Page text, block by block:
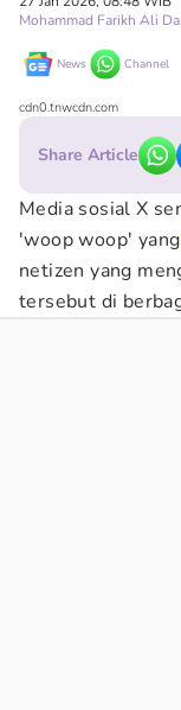
Mohammad Farikh Ali
News Channel
cdn0.tnwcdn.com
Share Article
Media sosial X
'woop woop' yang
netizen yang
tersebut di